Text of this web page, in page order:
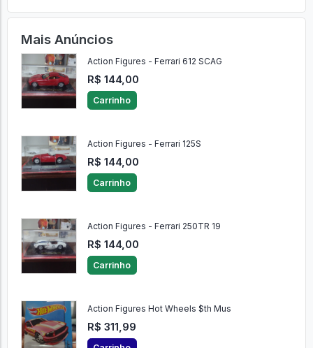
Mais Anúncios
Action Figures - Ferrari 612 SCAG
R$ 144,00
Carrinho
Action Figures - Ferrari 125S
R$ 144,00
Carrinho
Action Figures - Ferrari 250TR 19
R$ 144,00
Carrinho
Action Figures Hot Wheels $th Mus
R$ 311,99